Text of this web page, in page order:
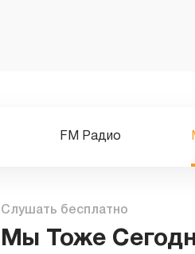
FM Радио
Слушать бесплатно
Мы Тоже